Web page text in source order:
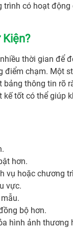
có hoạt
Kiện?
thời gian để
điểm chạm. Một
thông tin rõ
tốt có thể giúp
hơn.
vụ hoặc chương
vực.
bộ hơn.
hình ảnh thương